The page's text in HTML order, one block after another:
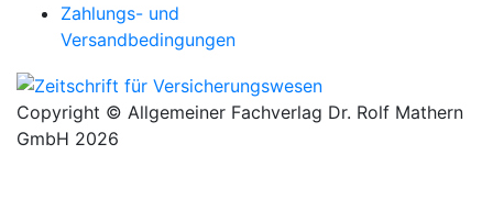
Zahlungs- und
Versandbedingungen
Copyright © Allgemeiner Fachverlag Dr. Rolf Mathern
GmbH 2026